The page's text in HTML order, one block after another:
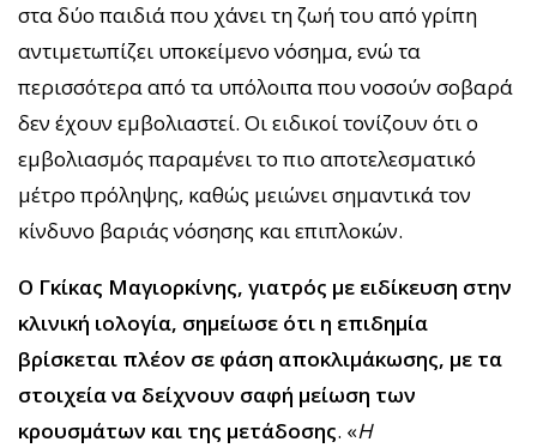
στα δύο παιδιά που χάνει τη ζωή του από γρίπη
αντιμετωπίζει υποκείμενο νόσημα, ενώ τα
περισσότερα από τα υπόλοιπα που νοσούν σοβαρά
δεν έχουν εμβολιαστεί. Οι ειδικοί τονίζουν ότι ο
εμβολιασμός παραμένει το πιο αποτελεσματικό
μέτρο πρόληψης, καθώς μειώνει σημαντικά τον
κίνδυνο βαριάς νόσησης και επιπλοκών.
Ο Γκίκας Μαγιορκίνης, γιατρός με ειδίκευση στην
κλινική ιολογία, σημείωσε ότι η επιδημία
βρίσκεται πλέον σε φάση αποκλιμάκωσης, με τα
στοιχεία να δείχνουν σαφή μείωση των
κρουσμάτων και της μετάδοσης. «Η